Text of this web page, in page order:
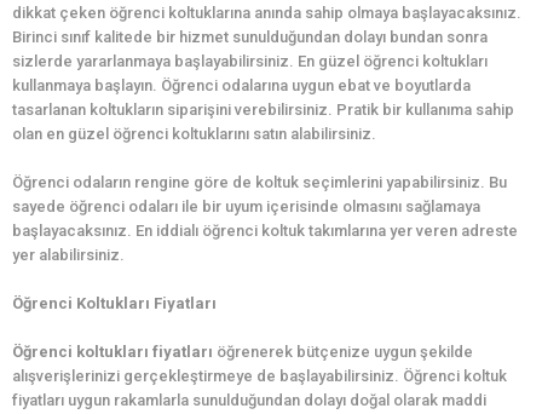
dikkat çeken öğrenci koltuklarına anında sahip olmaya başlayacaksınız.
Birinci sınıf kalitede bir hizmet sunulduğundan dolayı bundan sonra
sizlerde yararlanmaya başlayabilirsiniz. En güzel öğrenci koltukları
kullanmaya başlayın. Öğrenci odalarına uygun ebat ve boyutlarda
tasarlanan koltukların siparişini verebilirsiniz. Pratik bir kullanıma sahip
olan en güzel öğrenci koltuklarını satın alabilirsiniz.
Öğrenci odaların rengine göre de koltuk seçimlerini yapabilirsiniz. Bu
sayede öğrenci odaları ile bir uyum içerisinde olmasını sağlamaya
başlayacaksınız. En iddialı öğrenci koltuk takımlarına yer veren adreste
yer alabilirsiniz.
Öğrenci Koltukları Fiyatları
Öğrenci koltukları fiyatları öğrenerek bütçenize uygun şekilde
alışverişlerinizi gerçekleştirmeye de başlayabilirsiniz. Öğrenci koltuk
fiyatları uygun rakamlarla sunulduğundan dolayı doğal olarak maddi